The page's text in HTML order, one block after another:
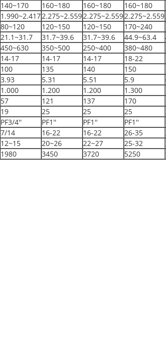
140~170 160~180 160~180 160~180
1.990~2.4172.275~2.5592.275~2.5592.275~2.559
80~120 120~150 120~150 170~240
21.1~31.7 31.7~39.6 31.7~39.6 44.9~63.4
450~630 350~500 250~400 380~480
14-17 14-17 14-17 18-22
100 135 140 150
3.93 5.31 5.51 5.9
1.000 1.200 1.200 1.300
57 121 137 170
19 25 25 25
PF3/4'' PF1'' PF1'' PF1''
7/14 16-22 16-22 26-35
12~15 20~26 22~27 25-32
1980 3450 3720 5250